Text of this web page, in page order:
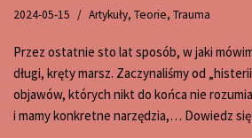
2024-05-15 Artykuły, Teorie, Trauma
Przez ostatnie sto lat sposób, w jaki
długi, kręty marsz. Zaczynaliśmy od
objawów, których nikt do końca nie
i mamy konkretne narzędzia,… Dowiedz